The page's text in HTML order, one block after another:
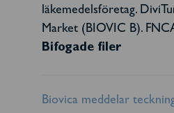
läkemedelsföretag.
Market (BIOVIC B).
Bifogade filer
Biovica meddelar